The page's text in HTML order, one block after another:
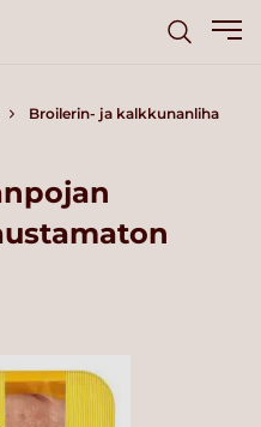
Broilerin- ja kalkkunanliha